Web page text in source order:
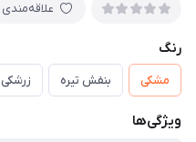
علاقه‌مندی
رنگ
مشکی بنفش تیره زرشکی
ویژگی‌ها